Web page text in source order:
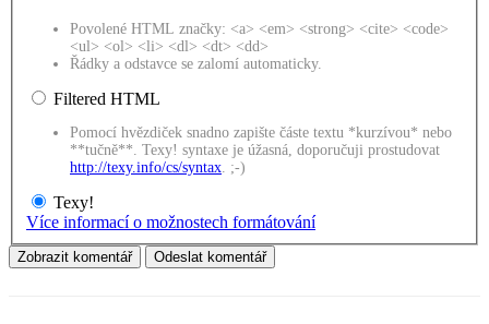
Povolené HTML značky: <a> <em> <strong> <cite> <code>
<ul> <ol> <li> <dl> <dt> <dd>
Řádky a odstavce se zalomí automaticky.
Filtered HTML
Pomocí hvězdiček snadno zapište částe textu *kurzívou* nebo
**tučně**. Texy! syntaxe je úžasná, doporučuji prostudovat
http://texy.info/cs/syntax . ;-)
Texy!
Více informací o možnostech formátování